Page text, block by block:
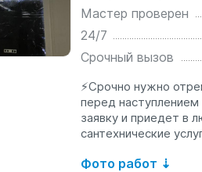
Мастер проверен
24/7
Срочный вызов
⚡️Срочно нужно
перед
заявку и приедет в
сантехнические
Фото работ ⇣